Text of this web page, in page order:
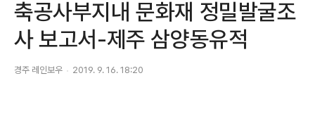
축공사부지내 문화재 정밀발굴조
사 보고서-제주 삼양동유적
경주 레인보우 2019. 9. 16. 18:20